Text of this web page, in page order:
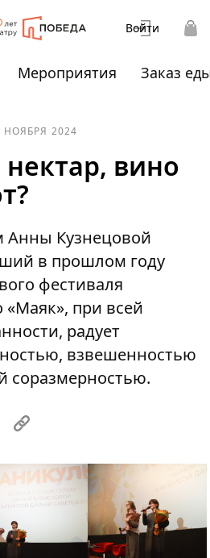
Войти
Мероприятия Заказ
НОЯБРЯ 2024
вино
Кузнецовой
в прошлом году
фестиваля
«Маяк», при всей
радует
взвешенностью
соразмерностью.